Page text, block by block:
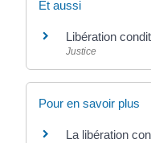
Et aussi
Libération
Justice
Pour en savoir plus
La libération